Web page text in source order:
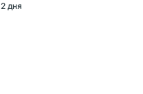
2 дня